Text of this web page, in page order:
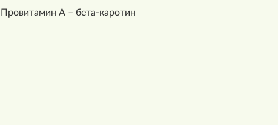
Провитамин А – бета-каротин